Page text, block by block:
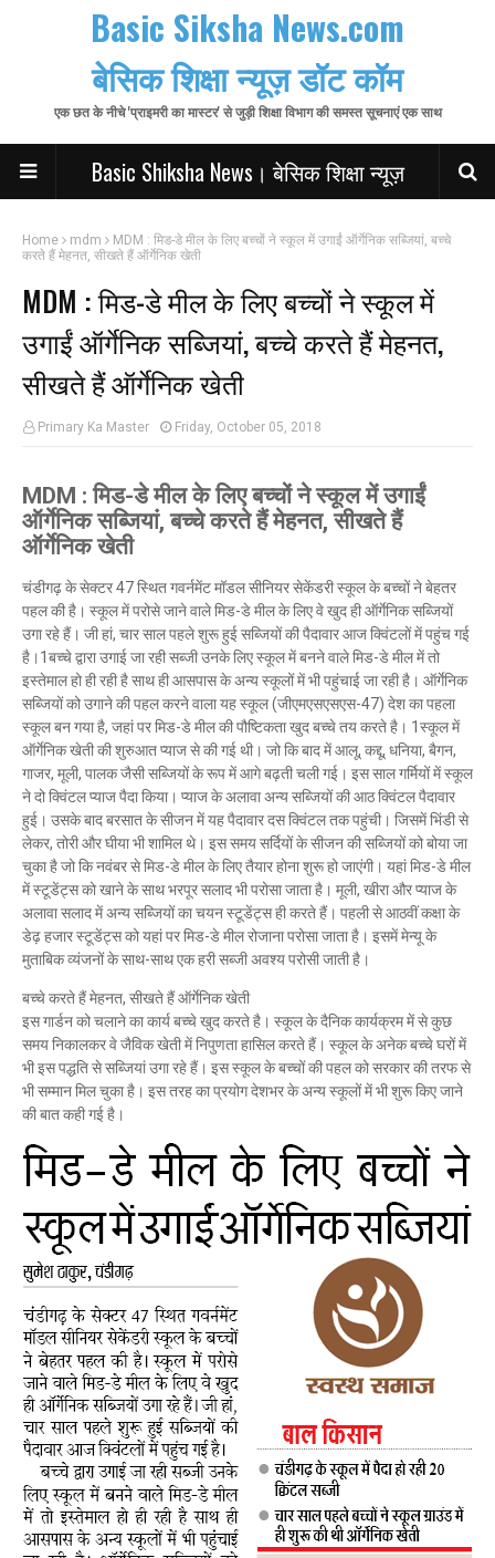
Basic Siksha News.com
बेसिक शिक्षा न्यूज़ डॉट कॉम
एक छत के नीचे 'प्राइमरी का मास्टर' से जुड़ी शिक्षा विभाग की समस्त सूचनाएं एक साथ
Basic Shiksha News। बेसिक शिक्षा न्यूज़
Home mdm
MDM : मिड-डे मील के लिए बच्चों ने स्कूल में उगाईं ऑर्गेनिक सब्जियां, बच्चे
करते हैं मेहनत, सीखते हैं ऑर्गेनिक खेती
MDM : मिड-डे मील के लिए बच्चों ने स्कूल में
उगाईं ऑर्गेनिक सब्जियां, बच्चे करते हैं मेहनत,
सीखते हैं ऑर्गेनिक खेती
Primary Ka Master Friday, October 05, 2018
MDM : मिड-डे मील के लिए बच्चों ने स्कूल में उगाईं
ऑर्गेनिक सब्जियां, बच्चे करते हैं मेहनत, सीखते हैं
ऑर्गेनिक खेती
चंडीगढ़ के सेक्टर 47 स्थित गवर्नमेंट मॉडल सीनियर सेकेंडरी स्कूल के बच्चों ने बेहतर
पहल की है। स्कूल में परोसे जाने वाले मिड-डे मील के लिए वे खुद ही ऑर्गेनिक सब्जियों
उगा रहे हैं। जी हां, चार साल पहले शुरू हुई सब्जियों की पैदावार आज क्विंटलों में पहुंच गई
है।1बच्चे द्वारा उगाई जा रही सब्जी उनके लिए स्कूल में बनने वाले मिड-डे मील में तो
इस्तेमाल हो ही रही है साथ ही आसपास के अन्य स्कूलों में भी पहुंचाई जा रही है। ऑर्गेनिक
सब्जियों को उगाने की पहल करने वाला यह स्कूल (जीएमएसएसएस-47) देश का पहला
स्कूल बन गया है, जहां पर मिड-डे मील की पौष्टिकता खुद बच्चे तय करते है। 1स्कूल में
ऑर्गेनिक खेती की शुरुआत प्याज से की गई थी। जो कि बाद में आलू, कद्दू, धनिया, बैगन,
गाजर, मूली, पालक जैसी सब्जियों के रूप में आगे बढ़ती चली गई। इस साल गर्मियों में स्कूल
ने दो क्विंटल प्याज पैदा किया। प्याज के अलावा अन्य सब्जियों की आठ क्विंटल पैदावार
हुई। उसके बाद बरसात के सीजन में यह पैदावार दस क्विंटल तक पहुंची। जिसमें भिंडी से
लेकर, तोरी और घीया भी शामिल थे। इस समय सर्दियों के सीजन की सब्जियों को बोया जा
चुका है जो कि नवंबर से मिड-डे मील के लिए तैयार होना शुरू हो जाएंगी। यहां मिड-डे मील
में स्टूडेंट्स को खाने के साथ भरपूर सलाद भी परोसा जाता है। मूली, खीरा और प्याज के
अलावा सलाद में अन्य सब्जियों का चयन स्टूडेंट्स ही करते हैं। पहली से आठवीं कक्षा के
डेढ़ हजार स्टूडेंट्स को यहां पर मिड-डे मील रोजाना परोसा जाता है। इसमें मेन्यू के
मुताबिक व्यंजनों के साथ-साथ एक हरी सब्जी अवश्य परोसी जाती है।
बच्चे करते हैं मेहनत, सीखते हैं ऑर्गेनिक खेती
इस गार्डन को चलाने का कार्य बच्चे खुद करते है। स्कूल के दैनिक कार्यक्रम में से कुछ
समय निकालकर वे जैविक खेती में निपुणता हासिल करते हैं। स्कूल के अनेक बच्चे घरों में
भी इस पद्धति से सब्जियां उगा रहे हैं। इस स्कूल के बच्चों की पहल को सरकार की तरफ से
भी सम्मान मिल चुका है। इस तरह का प्रयोग देशभर के अन्य स्कूलों में भी शुरू किए जाने
की बात कही गई है।